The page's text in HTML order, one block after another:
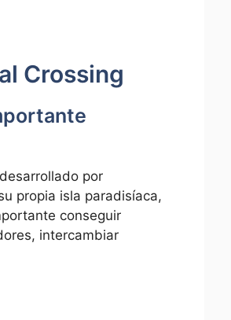
Crossing
por
propia ​isla ⁤paradisíaca,
conseguir
intercambiar